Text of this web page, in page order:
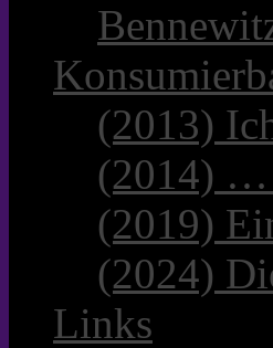
(2013)
(2014) …
(2019)
(2024)
Links